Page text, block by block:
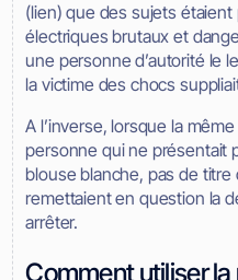
(lien) que des sujets
électriques brutaux et
une personne d’autorité le
la victime des chocs
A l’inverse, lorsque la
personne qui ne présentait
blouse blanche, pas de
remettaient en question la
arrêter.
Comment utiliser